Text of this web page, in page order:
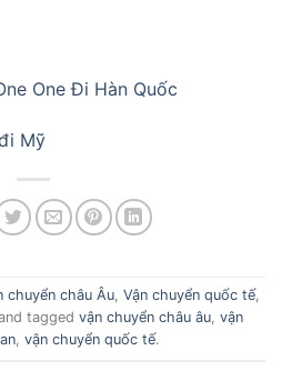
One Đi Hàn Quốc
Mỹ
chuyển châu Âu, Vận chuyển quốc tế,
tagged vận chuyển châu âu, vận
, vận chuyển quốc tế.